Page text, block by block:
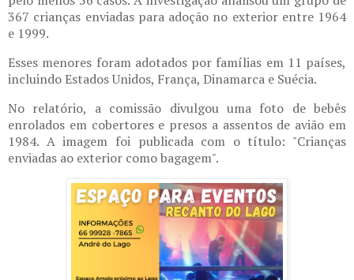
367 crianças enviadas para adoção no exterior entre 1964
e 1999.
Esses menores foram adotados por famílias em 11 países,
incluindo Estados Unidos, França, Dinamarca e Suécia.
No relatório, a comissão divulgou uma foto de bebês
enrolados em cobertores e presos a assentos de avião em
1984. A imagem foi publicada com o título: "Crianças
enviadas ao exterior como bagagem".